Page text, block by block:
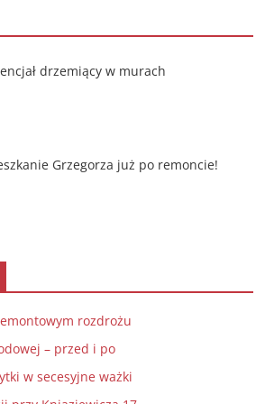
drzemiący w murach
Grzegorza już po remoncie!
rozdrożu
– przed i po
w secesyjne ważki